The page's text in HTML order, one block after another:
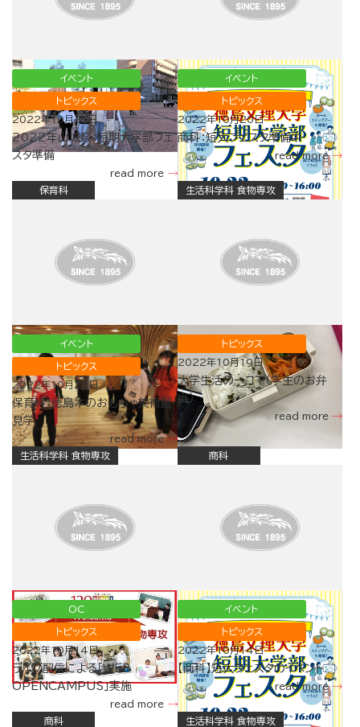
イベント
トピックス
2022年10月21日
2022年山城祭：短期大学部フェ
スタ準備
read more
イベント
トピックス
2022年10月20日
商科：短大フェスタ準備中
read more
保育科
イベント
トピックス
2022年10月20日
保育科：徳島木のおもちゃ美術館
見学
read more
生活科学科 食物専攻
トピックス
2022年10月19日
大学生活の一コマ（学生のお弁
当）
read more
生活科学科 食物専攻
OC
トピックス
2022年10月14日
ライブ配信による「WEB
OPENCAMPUS」実施
read more
商科
イベント
トピックス
2022年10月14日
【商科】短大フェスタのイベント
read more
商科 生活科学科 食物専攻